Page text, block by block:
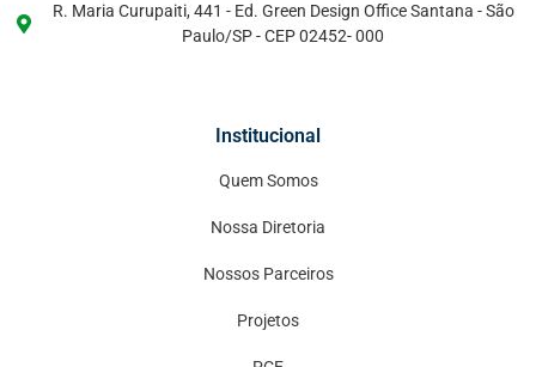
R. Maria Curupaiti, 441 - Ed. Green Design Office Santana - São
Paulo/SP - CEP 02452- 000
Institucional
Quem Somos
Nossa Diretoria
Nossos Parceiros
Projetos